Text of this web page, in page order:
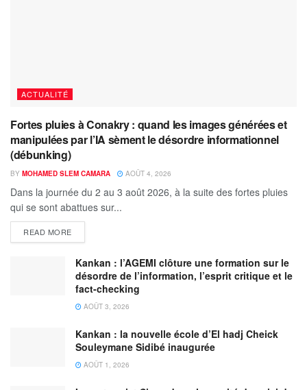
ACTUALITÉ
Fortes pluies à Conakry : quand les images générées et
manipulées par l’IA sèment le désordre informationnel
(débunking)
BY MOHAMED SLEM CAMARA AOÛT 4, 2026
Dans la journée du 2 au 3 août 2026, à la suite des fortes pluies
qui se sont abattues sur...
READ MORE
Kankan : l’AGEMI clôture une formation sur le
désordre de l’information, l’esprit critique et le
fact-checking
AOÛT 3, 2026
Kankan : la nouvelle école d’El hadj Cheick
Souleymane Sidibé inaugurée
AOÛT 1, 2026